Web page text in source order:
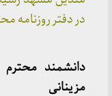
در دفتر روزنامه
دانشمند
مزینانی